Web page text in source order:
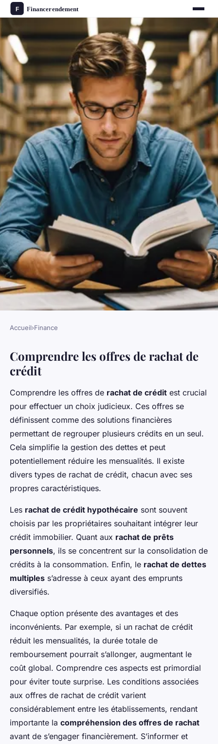
Les offres de rachat de crédit :
lire entre les lignes
Noa•12 février 2025•6 min de lecture
Accueil›Finance
Comprendre les offres de rachat de
crédit
Comprendre les offres de rachat de crédit est crucial
pour effectuer un choix judicieux. Ces offres se
définissent comme des solutions financières
permettant de regrouper plusieurs crédits en un seul.
Cela simplifie la gestion des dettes et peut
potentiellement réduire les mensualités. Il existe
divers types de rachat de crédit, chacun avec ses
propres caractéristiques.
Les rachat de crédit hypothécaire sont souvent
choisis par les propriétaires souhaitant intégrer leur
crédit immobilier. Quant aux rachat de prêts
personnels, ils se concentrent sur la consolidation de
crédits à la consommation. Enfin, le rachat de dettes
multiples s’adresse à ceux ayant des emprunts
diversifiés.
Chaque option présente des avantages et des
inconvénients. Par exemple, si un rachat de crédit
réduit les mensualités, la durée totale de
remboursement pourrait s’allonger, augmentant le
coût global. Comprendre ces aspects est primordial
pour éviter toute surprise. Les conditions associées
aux offres de rachat de crédit varient
considérablement entre les établissements, rendant
importante la compréhension des offres de rachat
avant de s’engager financièrement. S’informer et